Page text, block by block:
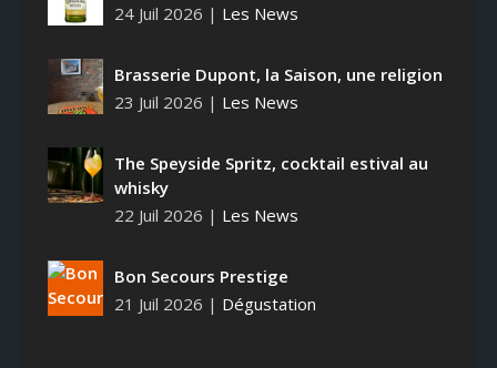
24 Juil 2026 | Les News
Brasserie Dupont, la Saison, une religion
23 Juil 2026 | Les News
The Speyside Spritz, cocktail estival au
whisky
22 Juil 2026 | Les News
Bon Secours Prestige
21 Juil 2026 | Dégustation